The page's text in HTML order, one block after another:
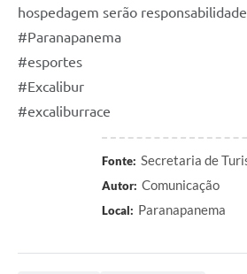
hospedagem serão
#Paranapanema
#esportes
#Excalibur
#excaliburrace
Fonte: Secretaria de
Autor: Comunicação
Local: Paranapanema